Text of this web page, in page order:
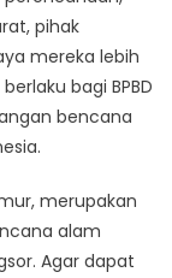
Kabupaten
Probolinggo
pihak
mereka lebih
bagi BPBD
bencana
merupakan
alam
Agar dapat